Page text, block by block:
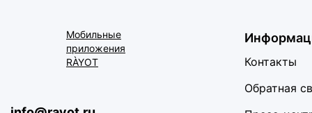
Мобильные
приложения
RÀYOT
Контакты
Обратная